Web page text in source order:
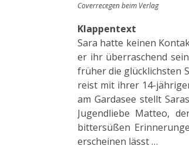
Coverrecegen beim Verlag
Klappentext
Sara hatte keinen
er ihr überraschend
früher die glücklichsten
reist mit ihrer 14-
am Gardasee stellt
Jugendliebe Matteo,
bittersüßen
erscheinen lässt …